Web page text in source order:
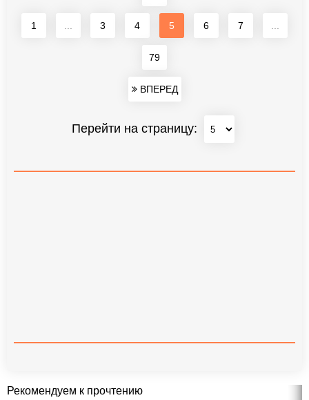
1 3 4 5 6 7
79
ВПЕРЕД
Перейти на страницу:
Рекомендуем к прочтению